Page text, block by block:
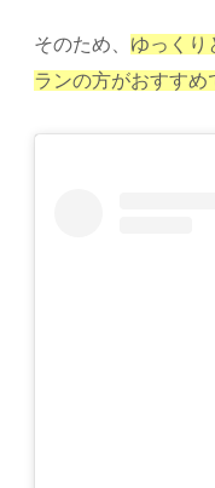
そのため、 ゆっくり
ランの方がおすすめ